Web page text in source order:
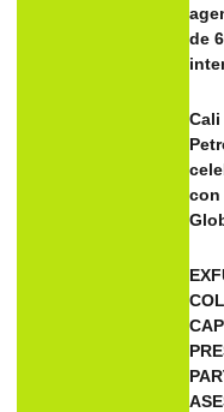
de
con